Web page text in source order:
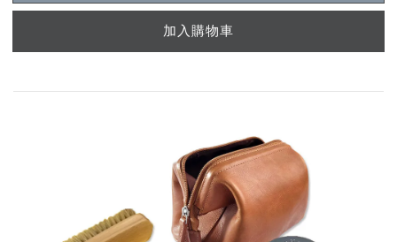
加入購物車